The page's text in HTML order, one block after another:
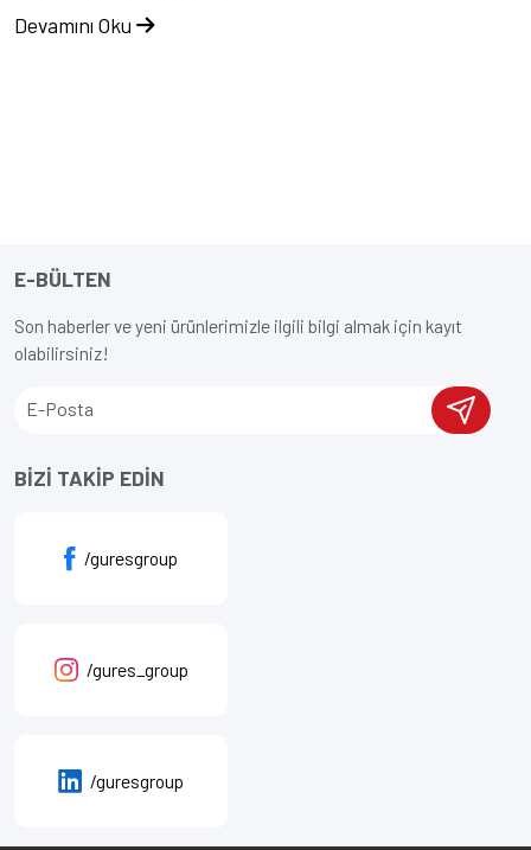
Devamını Oku
E-BÜLTEN
Son haberler ve yeni ürünlerimizle ilgili bilgi almak için kayıt
olabilirsiniz!
BİZİ TAKİP EDİN
/guresgroup
/gures_group
/guresgroup